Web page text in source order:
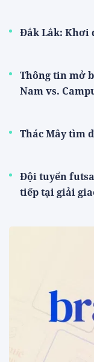
Đắk Lắk: Khơi
Thông tin mở
Nam vs.
Thác Mây tìm
Đội tuyển
tiếp tại giải